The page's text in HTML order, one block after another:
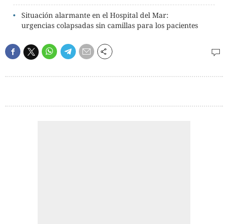
Situación alarmante en el Hospital del Mar:
urgencias colapsadas sin camillas para los pacientes